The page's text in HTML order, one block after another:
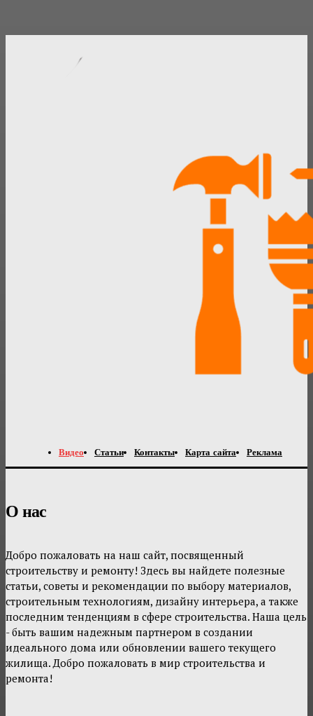
Видео Статьи Контакты Карта сайта Реклама
О нас
Добро пожаловать на наш сайт, посвященный
строительству и ремонту! Здесь вы найдете полезные
статьи, советы и рекомендации по выбору материалов,
строительным технологиям, дизайну интерьера, а также
последним тенденциям в сфере строительства. Наша цель
- быть вашим надежным партнером в создании
идеального дома или обновлении вашего текущего
жилища. Добро пожаловать в мир строительства и
ремонта!